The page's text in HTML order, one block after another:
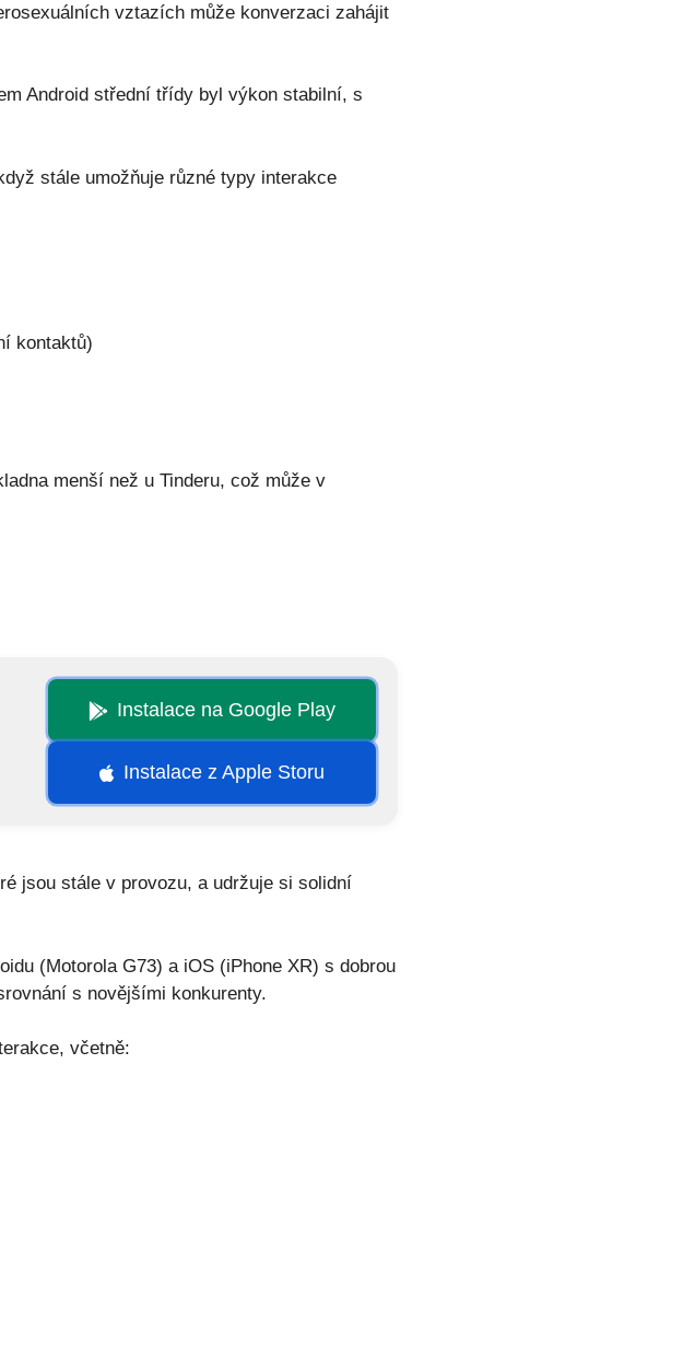
vztazích může konverzaci zahájit
Android střední třídy byl výkon stabilní, s
stále umožňuje různé typy interakce
kontaktů)
menší než u Tinderu, což může v
Instalace na Google Play
Instalace z Apple Storu
jsou stále v provozu, a udržuje si solidní
(Motorola G73) a iOS (iPhone XR) s dobrou
s novějšími konkurenty.
včetně: